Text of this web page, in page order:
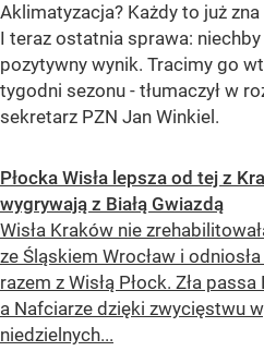
Aklimatyzacja? Każdy to już
I teraz ostatnia sprawa:
pozytywny wynik. Tracimy go
tygodni sezonu - tłumaczył w
sekretarz PZN Jan Winkiel.
Płocka Wisła lepsza od tej z
wygrywają z Białą Gwiazdą
Wisła Kraków nie
ze Śląskiem Wrocław i
razem z Wisłą Płock. Zła
a Nafciarze dzięki zwycięstwu
niedzielnych...